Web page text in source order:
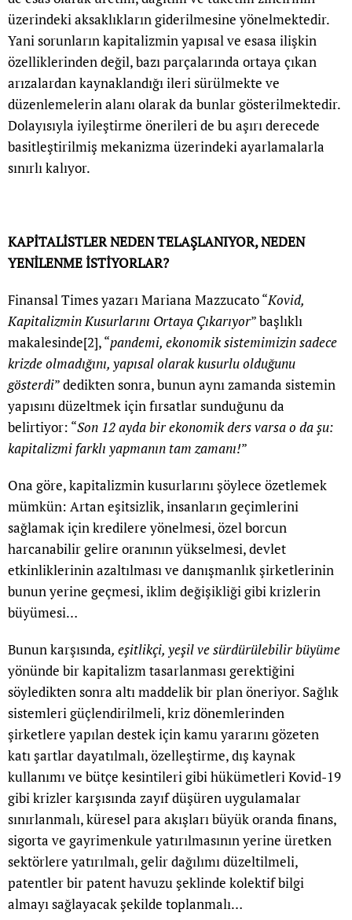
üzerindeki aksaklıkların giderilmesine yönelmektedir.
Yani sorunların kapitalizmin yapısal ve esasa ilişkin
özelliklerinden değil, bazı parçalarında ortaya çıkan
arızalardan kaynaklandığı ileri sürülmekte ve
düzenlemelerin alanı olarak da bunlar gösterilmektedir.
Dolayısıyla iyileştirme önerileri de bu aşırı derecede
basitleştirilmiş mekanizma üzerindeki ayarlamalarla
sınırlı kalıyor.
KAPİTALİSTLER NEDEN TELAŞLANIYOR, NEDEN
YENİLENME İSTİYORLAR?
Finansal Times yazarı Mariana Mazzucato “Kovid,
Kapitalizmin Kusurlarını Ortaya Çıkarıyor” başlıklı
makalesinde[2], “pandemi, ekonomik sistemimizin sadece
krizde olmadığını, yapısal olarak kusurlu olduğunu
gösterdi” dedikten sonra, bunun aynı zamanda sistemin
yapısını düzeltmek için fırsatlar sunduğunu da
belirtiyor: “Son 12 ayda bir ekonomik ders varsa o da şu:
kapitalizmi farklı yapmanın tam zamanı!”
Ona göre, kapitalizmin kusurlarını şöylece özetlemek
mümkün: Artan eşitsizlik, insanların geçimlerini
sağlamak için kredilere yönelmesi, özel borcun
harcanabilir gelire oranının yükselmesi, devlet
etkinliklerinin azaltılması ve danışmanlık şirketlerinin
bunun yerine geçmesi, iklim değişikliği gibi krizlerin
büyümesi…
Bunun karşısında, eşitlikçi, yeşil ve sürdürülebilir büyüme
yönünde bir kapitalizm tasarlanması gerektiğini
söyledikten sonra altı maddelik bir plan öneriyor. Sağlık
sistemleri güçlendirilmeli, kriz dönemlerinden
şirketlere yapılan destek için kamu yararını gözeten
katı şartlar dayatılmalı, özelleştirme, dış kaynak
kullanımı ve bütçe kesintileri gibi hükümetleri Kovid-19
gibi krizler karşısında zayıf düşüren uygulamalar
sınırlanmalı, küresel para akışları büyük oranda finans,
sigorta ve gayrimenkule yatırılmasının yerine üretken
sektörlere yatırılmalı, gelir dağılımı düzeltilmeli,
patentler bir patent havuzu şeklinde kolektif bilgi
almayı sağlayacak şekilde toplanmalı…